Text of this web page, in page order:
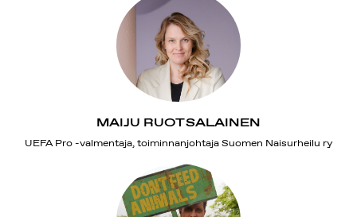
MAIJU RUOTSALAINEN
UEFA Pro -valmentaja, toiminnanjohtaja Suomen Naisurheilu ry